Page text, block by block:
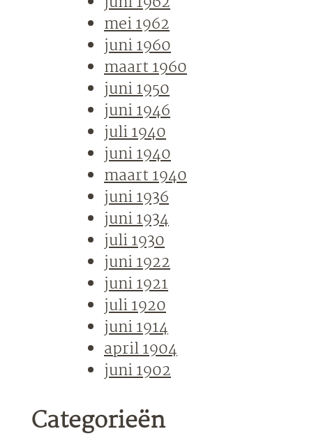
mei 1962
juni 1960
maart 1960
juni 1950
juni 1946
juli 1940
juni 1940
maart 1940
juni 1936
juni 1934
juli 1930
juni 1922
juni 1921
juli 1920
juni 1914
april 1904
juni 1902
Categorieën